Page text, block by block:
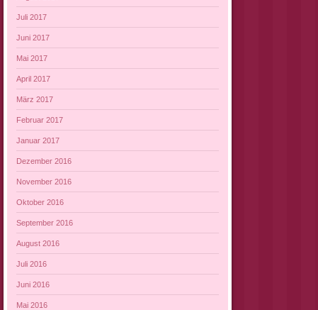
Juli 2017
Juni 2017
Mai 2017
April 2017
März 2017
Februar 2017
Januar 2017
Dezember 2016
November 2016
Oktober 2016
September 2016
August 2016
Juli 2016
Juni 2016
Mai 2016